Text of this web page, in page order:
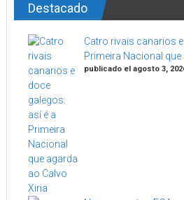
Destacado
Catro rivais canarios
Primeira Nacional
publicado el agosto 3,